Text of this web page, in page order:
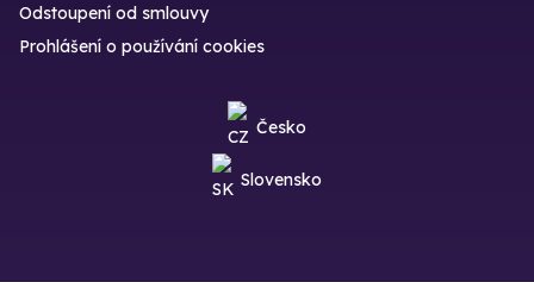
Odstoupení od smlouvy
Prohlášení o používání cookies
Česko
Slovensko